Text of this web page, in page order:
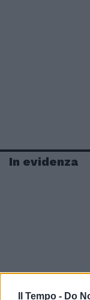
Il Tempo - Do
In evidenza